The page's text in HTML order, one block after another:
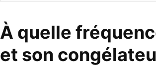
À quelle
et son